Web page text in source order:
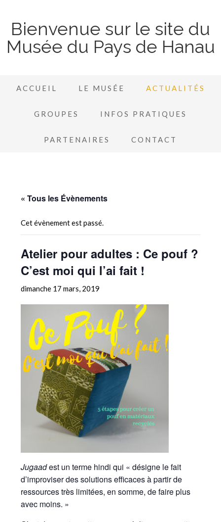
Bienvenue sur le site du
Musée du Pays de Hanau
ACCUEIL LE MUSÉE ACTUALITÉS
GROUPES INFOS PRATIQUES
PARTENAIRES CONTACT
« Tous les Évènements
Cet évènement est passé.
Atelier pour adultes : Ce pouf ?
C’est moi qui l’ai fait !
dimanche 17 mars, 2019
Jugaadest un terme hindi qui « désigne le fait
d’improviser des solutions efficaces à partir de
ressources très limitées, en somme, de faire plus
avec moins. »